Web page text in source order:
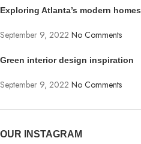
Exploring Atlanta’s modern homes
September 9, 2022 No Comments
Green interior design inspiration
September 9, 2022 No Comments
OUR INSTAGRAM